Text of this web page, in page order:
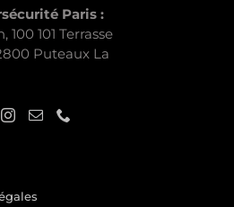
Paris :
100 101 Terrasse
Puteaux La